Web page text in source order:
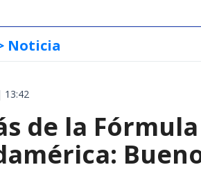
Noticia
13:42
de la